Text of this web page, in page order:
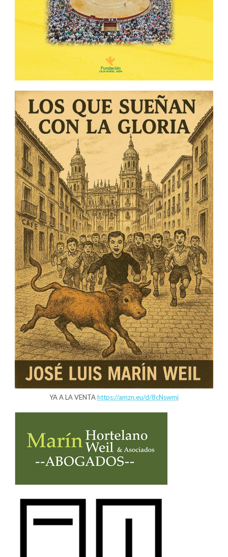
YA A LA VENTAhttps://amzn.eu/d/8cNswmj